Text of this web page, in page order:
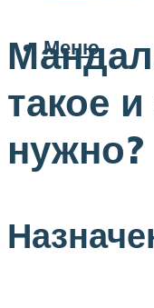
Меню
такое
нужно?